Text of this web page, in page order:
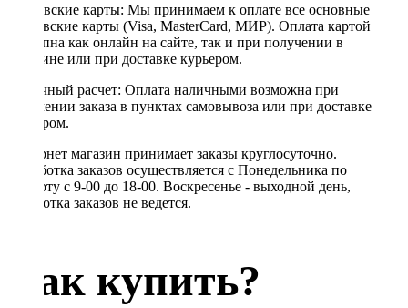
Банковские карты: Мы принимаем к оплате все основные
банковские карты (Visa, MasterCard, МИР). Оплата картой
доступна как онлайн на сайте, так и при получении в
магазине или при доставке курьером.
Наличный расчет: Оплата наличными возможна при
получении заказа в пунктах самовывоза или при доставке
курьером.
Интернет магазин принимает заказы круглосуточно.
Обработка заказов осуществляется с Понедельника по
Субботу с 9-00 до 18-00. Воскресенье - выходной день,
обработка заказов не ведется.
Как купить?